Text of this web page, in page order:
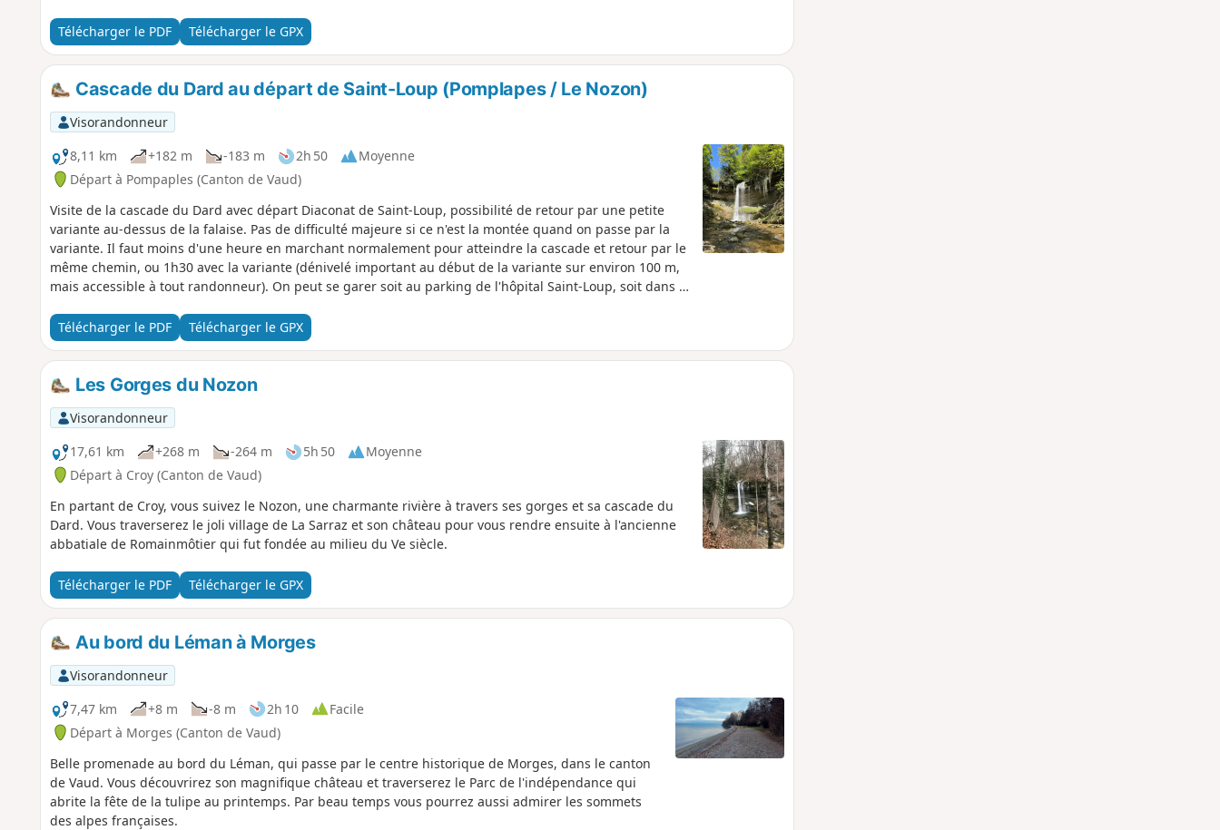
Télécharger le PDF Télécharger le GPX
Cascade du Dard au départ de Saint-Loup (Pomplapes / Le Nozon)
Visorandonneur
8,11 km
+182 m -183 m 2h 50
Moyenne
Départ à Pompaples (Canton de Vaud)
Visite de la cascade du Dard avec départ Diaconat de Saint-Loup, possibilité de retour par une petite
variante au-dessus de la falaise. Pas de difficulté majeure si ce n'est la montée quand on passe par la
variante. Il faut moins d'une heure en marchant normalement pour atteindre la cascade et retour par le
même chemin, ou 1h30 avec la variante (dénivelé important au début de la variante sur environ 100 m,
mais accessible à tout randonneur). On peut se garer soit au parking de l'hôpital Saint-Loup, soit dans le
Four) et de rejoindre le sentier qui suit le Nozon directement en bas du cimetière (escalier le long du
cimetière).
Télécharger le PDF Télécharger le GPX
Les Gorges du Nozon
Visorandonneur
17,61 km
+268 m -264 m 5h 50
Moyenne
Départ à Croy (Canton de Vaud)
En partant de Croy, vous suivez le Nozon, une charmante rivière à travers ses gorges et sa cascade du
Dard. Vous traverserez le joli village de La Sarraz et son château pour vous rendre ensuite à l'ancienne
abbatiale de Romainmôtier qui fut fondée au milieu du Ve siècle.
Télécharger le PDF Télécharger le GPX
Au bord du Léman à Morges
Visorandonneur
7,47 km
+8 m -8 m 2h 10
Facile
Départ à Morges (Canton de Vaud)
Belle promenade au bord du Léman, qui passe par le centre historique de Morges, dans le canton
de Vaud. Vous découvrirez son magnifique château et traverserez le Parc de l'indépendance qui
abrite la fête de la tulipe au printemps. Par beau temps vous pourrez aussi admirer les sommets
des alpes françaises.